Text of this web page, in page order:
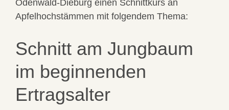
Odenwald-Dieburg einen Schnittkurs an
Apfelhochstämmen mit folgendem Thema:
Schnitt am Jungbaum
im beginnenden
Ertragsalter